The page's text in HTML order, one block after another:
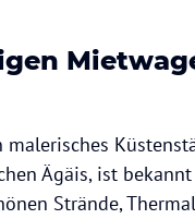
malerisches
Ägäis, ist
Strände,